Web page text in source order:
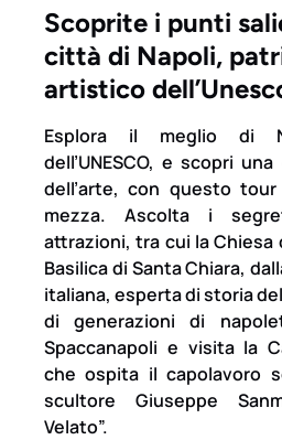
Scoprite i punti
città di Napoli,
artistico
Esplora il meglio di
dell’UNESCO, e scopri
dell’arte, con questo
mezza. Ascolta i
attrazioni, tra cui la Chiesa
Basilica di Santa Chiara,
italiana, esperta di storia
di generazioni di
Spaccanapoli e visita la
che ospita il capolavoro
scultore Giuseppe
Velato”.